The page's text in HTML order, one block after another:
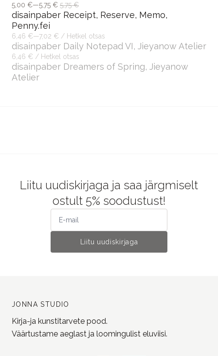
5,00 €—5,75 € 5,75 €
disainpaber Receipt, Reserve, Memo,
Penny.fei
6,46 €—7,02 € / Hetkel otsas
disainpaber Daily Notepad VI, Jieyanow Atelier
6,46 € / Hetkel otsas
disainpaber Dreamers of Spring, Jieyanow
Atelier
Liitu uudiskirjaga ja saa järgmiselt
ostult 5% soodustust!
Liitu uudiskirjaga
JONNA STUDIO
Kirja-ja kunstitarvete pood.
Väärtustame aeglast ja loomingulist eluviisi.